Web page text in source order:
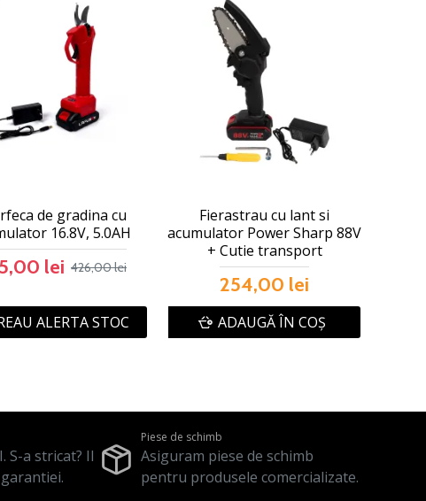
de gradina cu
16.8V, 5.0AH
lei 426,00 lei
ALERTA STOC
Fierastrau cu lant si
acumulator Power Sharp 88V
+ Cutie transport
254,00 lei
ADAUGĂ ÎN COŞ
S-a stricat? Il
Piese de schimb
Asiguram piese de schimb
pentru produsele comercializate.